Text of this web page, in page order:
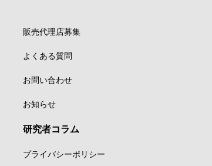
販売代理店募集
よくある質問
お問い合わせ
お知らせ
研究者コラム
プライバシーポリシー